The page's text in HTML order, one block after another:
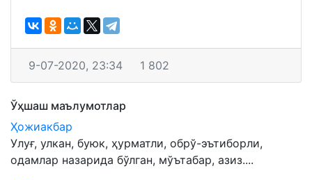
9-07-2020, 23:34 1 802
Ўҳшаш маълумотлар
Ҳожиакбар
Улуғ, улкан, буюк, ҳурматли, обрў-эътиборли,
одамлар назарида бўлган, мўътабар, азиз....